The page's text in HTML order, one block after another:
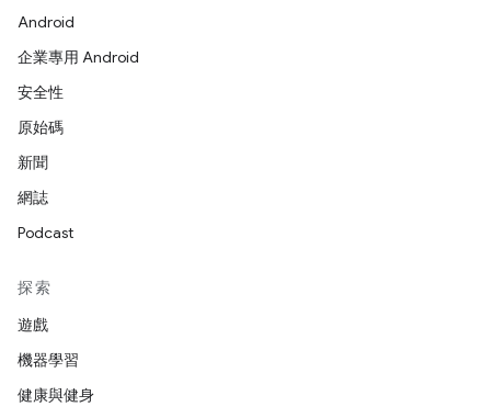
Android
企業專用 Android
安全性
原始碼
新聞
網誌
Podcast
探索
遊戲
機器學習
健康與健身